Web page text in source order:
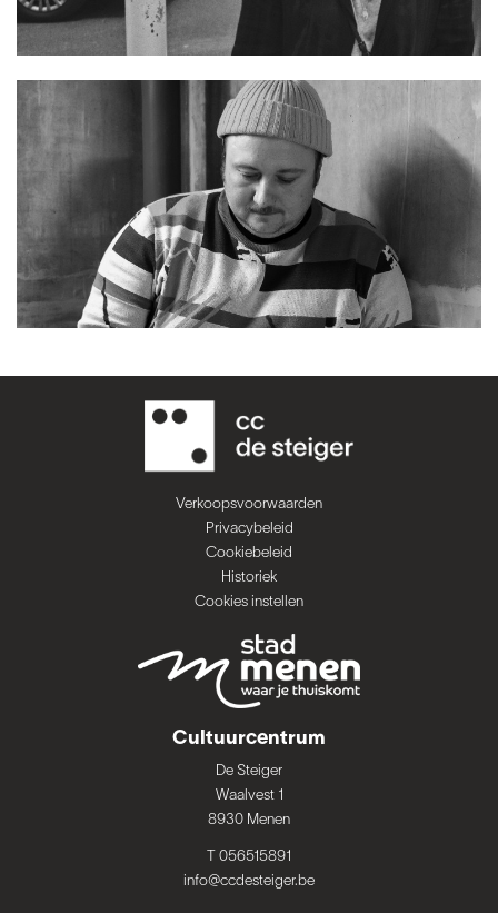
Verkoopsvoorwaarden
Privacybeleid
Cookiebeleid
Historiek
Cookies instellen
Cultuurcentrum
De Steiger
Waalvest 1
8930 Menen
T 056515891
info@ccdesteiger.be